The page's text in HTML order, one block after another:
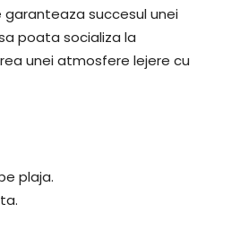
succesul unei
poata socializa la
unei atmosfere lejere cu
plaja.